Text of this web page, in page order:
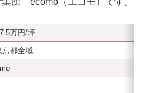
万円/坪
京都全域